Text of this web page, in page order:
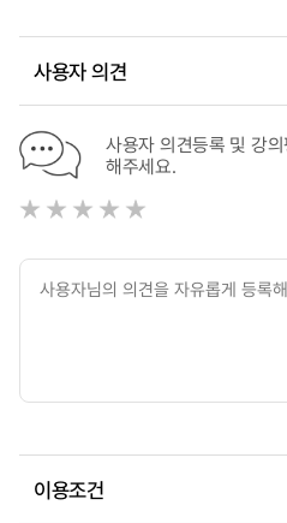
사용자 의견
사용자 의견등록 및 강
해주세요.
이용조건